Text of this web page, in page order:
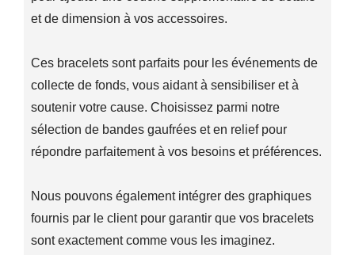
et de dimension à vos accessoires.
Ces bracelets sont parfaits pour les événements de
collecte de fonds, vous aidant à sensibiliser et à
soutenir votre cause. Choisissez parmi notre
sélection de bandes gaufrées et en relief pour
répondre parfaitement à vos besoins et préférences.
Nous pouvons également intégrer des graphiques
fournis par le client pour garantir que vos bracelets
sont exactement comme vous les imaginez.